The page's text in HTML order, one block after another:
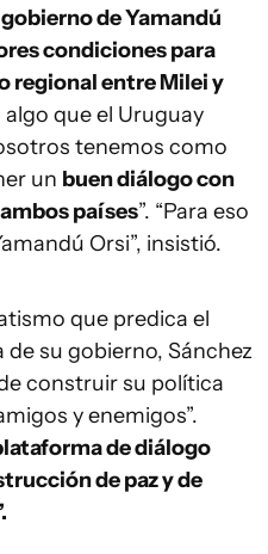
gobierno de Yamandú
condiciones para
regional entre Milei y
que el Uruguay
tenemos como
un buen diálogo con
países”. “Para eso
Orsi”, insistió.
que predica el
su gobierno, Sánchez
construir su política
y enemigos”.
de diálogo
de paz y de